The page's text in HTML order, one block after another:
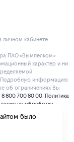
личнoм кaбинeтe:
ПАО «Вымпелком»
характер и ни
Подробную информацию
об ограничениях Вы
8 800 700 80 00. Политика
на обработку
рассылок от
было